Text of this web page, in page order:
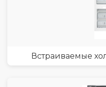
Встраиваемые